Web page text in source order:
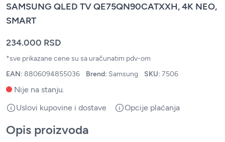
SAMSUNG QLED TV QE75QN90CATXXH, 4K NEO,
SMART
234.000 RSD
*sve prikazane cene su sa uračunatim pdv-om
EAN: 8806094855036 Brend: Samsung SKU: 7506
Nije na stanju.
Uslovi kupovine i dostave
Opcije plaćanja
Opis proizvoda